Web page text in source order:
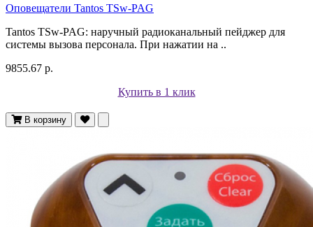
Оповещатели Tantos TSw-PAG
Tantos TSw-PAG: наручный радиоканальный пейджер для
системы вызова персонала. При нажатии на ..
9855.67 р.
Купить в 1 клик
В корзину